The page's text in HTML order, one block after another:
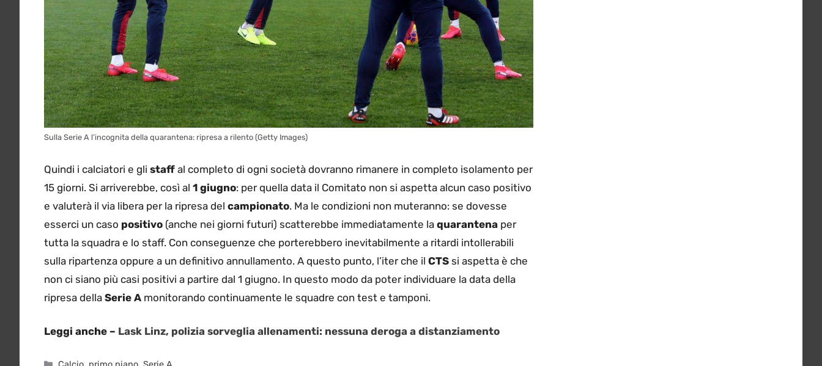
Sulla Serie A l’incognita della quarantena: ripresa a rilento (Getty Images)
Quindi i calciatori e gli staff al completo di ogni società dovranno rimanere in completo isolamento per
15 giorni. Si arriverebbe, così al 1 giugno: per quella data il Comitato non si aspetta alcun caso positivo
e valuterà il via libera per la ripresa del campionato. Ma le condizioni non muteranno: se dovesse
esserci un caso positivo (anche nei giorni futuri) scatterebbe immediatamente la quarantena per
tutta la squadra e lo staff. Con conseguenze che porterebbero inevitabilmente a ritardi intollerabili
sulla ripartenza oppure a un definitivo annullamento. A questo punto, l’iter che il CTS si aspetta è che
non ci siano più casi positivi a partire dal 1 giugno. In questo modo da poter individuare la data della
ripresa della Serie A monitorando continuamente le squadre con test e tamponi.
Leggi anche – Lask Linz, polizia sorveglia allenamenti: nessuna deroga a distanziamento
Categorie